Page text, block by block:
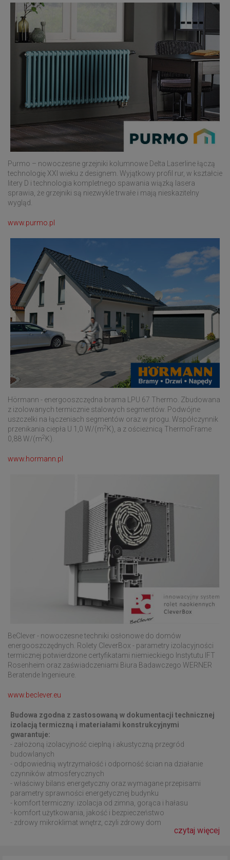
Purmo – nowoczesne grzejniki kolumnowe Delta Laserline łączą
technologię XXI wieku z designem. Wyjątkowy profil rur, w kształcie
litery D i technologia kompletnego spawania wiązką lasera
sprawia, że grzejniki są niezwykle trwałe i mają nieskazitelny
wygląd.
www.purmo.pl
Hörmann - energooszczędna brama LPU 67 Thermo. Zbudowana
z izolowanych termicznie stalowych segmentów. Podwójne
uszczelki na łączeniach segmentów oraz w progu. Współczynnik
przenikania ciepła U 1,0 W/(m2 K), a z ościeżnicą ThermoFrame
0,88 W/(m2 K).
www.hormann.pl
BeClever - nowoczesne techniki osłonowe do domów
energooszczędnych. Rolety CleverBox - parametry izolacyjności
termicznej potwierdzone certyfikatami niemieckiego Instytutu IFT
Rosenheim oraz zaświadczeniami Biura Badawczego WERNER
Beratende Ingenieure.
www.beclever.eu
Budowa zgodna z zastosowaną w dokumentacji technicznej
izolacją termiczną i materiałami konstrukcyjnymi
gwarantuje:
- założoną izolacyjność cieplną i akustyczną przegród
budowlanych
- odpowiednią wytrzymałość i odporność ścian na działanie
czynników atmosferycznych
- właściwy bilans energetyczny oraz wymagane przepisami
parametry sprawności energetycznej budynku
- komfort termiczny: izolacja od zimna, gorąca i hałasu
- komfort użytkowania, jakość i bezpieczeństwo
- zdrowy mikroklimat wnętrz, czyli zdrowy dom
czytaj więcej